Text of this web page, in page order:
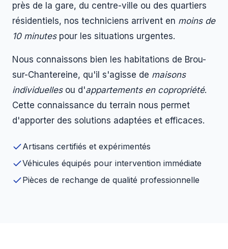
près de la gare, du centre-ville ou des quartiers
résidentiels, nos techniciens arrivent en moins de
10 minutespour les situations urgentes.
Nous connaissons bien les habitations de Brou-
sur-Chantereine, qu'il s'agisse de maisons
individuellesou d'appartements en copropriété.
Cette connaissance du terrain nous permet
d'apporter des solutions adaptées et efficaces.
Artisans certifiés et expérimentés
Véhicules équipés pour intervention immédiate
Pièces de rechange de qualité professionnelle